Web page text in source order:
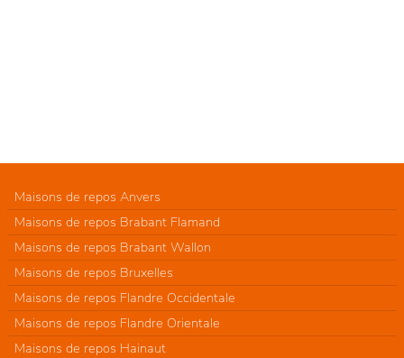
Maisons de repos Anvers
Maisons de repos Brabant Flamand
Maisons de repos Brabant Wallon
Maisons de repos Bruxelles
Maisons de repos Flandre Occidentale
Maisons de repos Flandre Orientale
Maisons de repos Hainaut